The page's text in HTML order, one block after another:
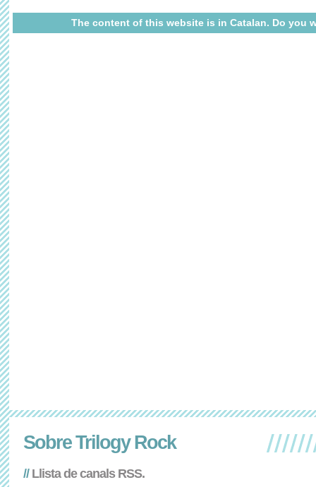
The content of this website is in Catalan. Do you
Sobre Trilogy Rock
//Llista de canals RSS.